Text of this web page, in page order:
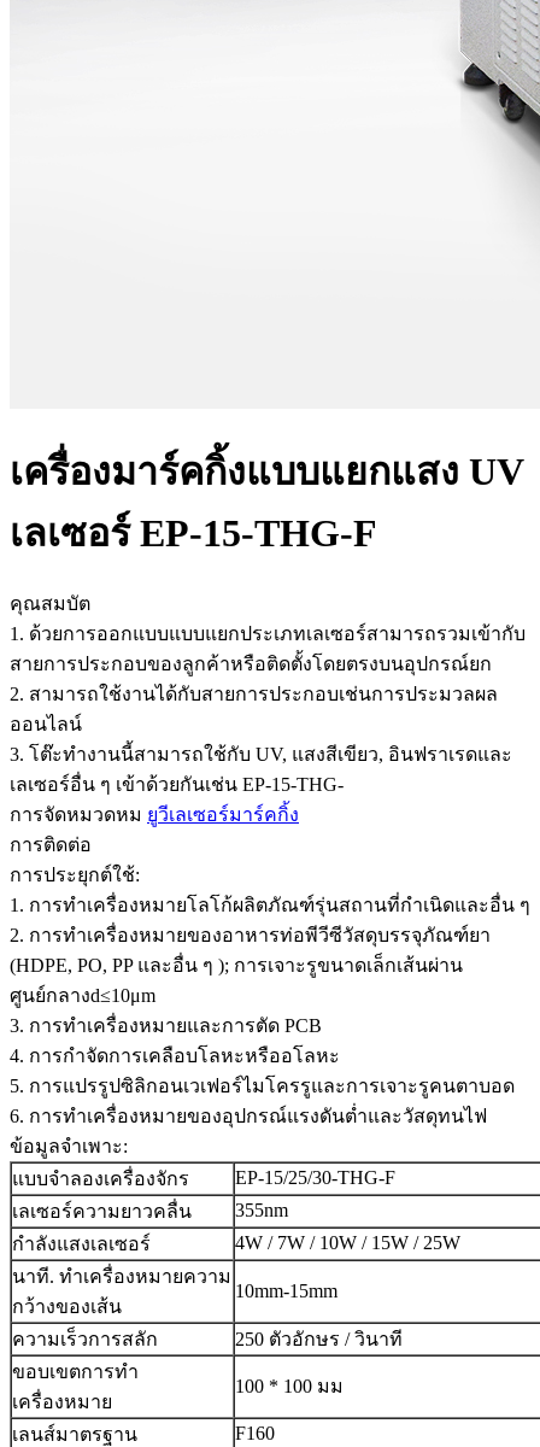
เครื่องมาร์คกิ้งแบบแยกแสง UV
เลเซอร์ EP-15-THG-F
คุณสมบัต
1. ด้วยการออกแบบแบบแยกประเภทเลเซอร์สามารถรวมเข้ากับ
สายการประกอบของลูกค้าหรือติดตั้งโดยตรงบนอุปกรณ์ยก
2. สามารถใช้งานได้กับสายการประกอบเช่นการประมวลผล
ออนไลน์
3. โต๊ะทำงานนี้สามารถใช้กับ UV, แสงสีเขียว, อินฟราเรดและ
เลเซอร์อื่น ๆ เข้าด้วยกันเช่น EP-15-THG-
การจัดหมวดหม ยูวีเลเซอร์มาร์คกิ้ง
การติดต่อ
การประยุกต์ใช้:
1. การทำเครื่องหมายโลโก้ผลิตภัณฑ์รุ่นสถานที่กำเนิดและอื่น ๆ
2. การทำเครื่องหมายของอาหารท่อพีวีซีวัสดุบรรจุภัณฑ์ยา
(HDPE, PO, PP และอื่น ๆ ); การเจาะรูขนาดเล็กเส้นผ่าน
ศูนย์กลางd≤10μm
3. การทำเครื่องหมายและการตัด PCB
4. การกำจัดการเคลือบโลหะหรืออโลหะ
5. การแปรรูปซิลิกอนเวเฟอร์ไมโครรูและการเจาะรูคนตาบอด
6. การทำเครื่องหมายของอุปกรณ์แรงดันต่ำและวัสดุทนไฟ
ข้อมูลจำเพาะ:
แบบจำลองเครื่องจักร
EP-15/25/30-THG-F
เลเซอร์ความยาวคลื่น
355nm
กำลังแสงเลเซอร์
4W / 7W / 10W / 15W / 25W
นาที. ทำเครื่องหมายความ
กว้างของเส้น
10mm-15mm
ความเร็วการสลัก
250 ตัวอักษร / วินาที
ขอบเขตการทำ
เครื่องหมาย
100 * 100 มม
เลนส์มาตรฐาน
F160